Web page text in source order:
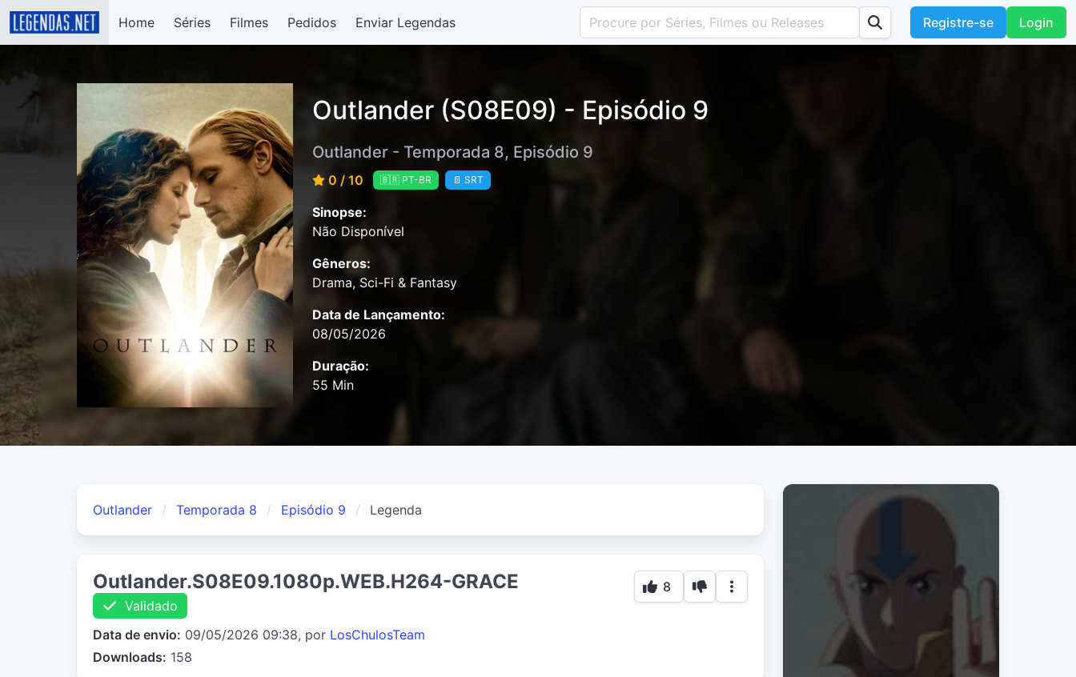
Home Séries Filmes Pedidos Enviar Legendas Registre-se Login
Outlander (S08E09) - Episódio 9
Outlander - Temporada 8, Episódio 9
0 / 10 🇧🇷 PT-BR 📄 SRT
Sinopse:
Não Disponível
Gêneros:
Drama, Sci-Fi & Fantasy
Data de Lançamento:
08/05/2026
Duração:
55 Min
Outlander Temporada 8 Episódio 9 Legenda
Outlander.S08E09.1080p.WEB.H264-GRACE
Validado
Data de envio: 09/05/2026 09:38, por LosChulosTeam
Downloads: 158
8